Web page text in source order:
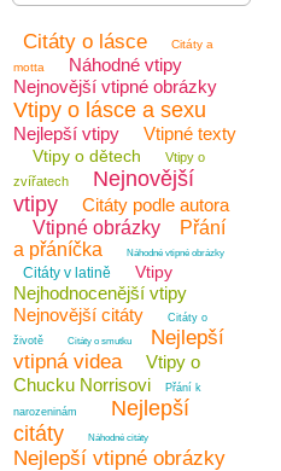
Citáty o lásce
Citáty a
motta
Náhodné vtipy
Nejnovější vtipné obrázky
Vtipy o lásce a sexu
Nejlepší vtipy Vtipné texty
Vtipy o dětech
Vtipy o
zvířatech
Nejnovější
vtipy
Citáty podle autora
Vtipné obrázky
Přání
a přáníčka
Náhodné vtipné obrázky
Citáty v latině Vtipy
Nejhodnocenější vtipy
Nejnovější citáty
Citáty o
životě
Citáty o smutku
Nejlepší
vtipná videa
Vtipy o
Chucku Norrisovi
Přání k
narozeninám
Nejlepší
citáty
Náhodné citáty
Nejlepší vtipné obrázky